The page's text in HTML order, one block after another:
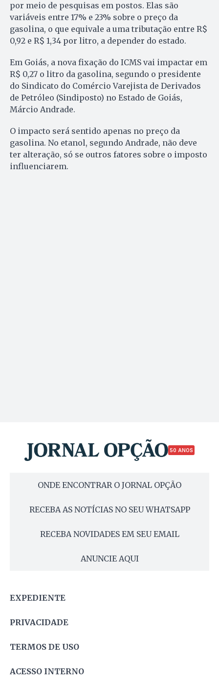
por meio de pesquisas em postos. Elas são
variáveis entre 17% e 23% sobre o preço da
gasolina, o que equivale a uma tributação entre R$
0,92 e R$ 1,34 por litro, a depender do estado.
Em Goiás, a nova fixação do ICMS vai impactar em
R$ 0,27 o litro da gasolina, segundo o presidente
do Sindicato do Comércio Varejista de Derivados
de Petróleo (Sindiposto) no Estado de Goiás,
Márcio Andrade.
O impacto será sentido apenas no preço da
gasolina. No etanol, segundo Andrade, não deve
ter alteração, só se outros fatores sobre o imposto
influenciarem.
50 ANOS
ONDE ENCONTRAR O JORNAL OPÇÃO
RECEBA AS NOTÍCIAS NO SEU WHATSAPP
RECEBA NOVIDADES EM SEU EMAIL
ANUNCIE AQUI
EXPEDIENTE
PRIVACIDADE
TERMOS DE USO
ACESSO INTERNO